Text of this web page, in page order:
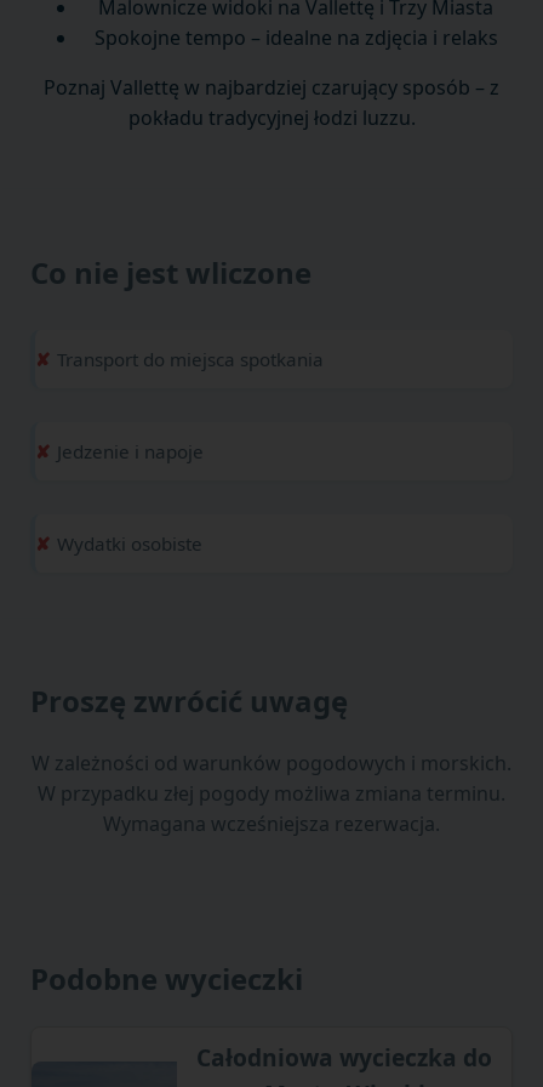
Malownicze widoki na Vallettę i Trzy Miasta
Spokojne tempo – idealne na zdjęcia i relaks
Poznaj Vallettę w najbardziej czarujący sposób – z
pokładu tradycyjnej łodzi luzzu.
Co nie jest wliczone
Transport do miejsca spotkania
Jedzenie i napoje
Wydatki osobiste
Proszę zwrócić uwagę
W zależności od warunków pogodowych i morskich.
W przypadku złej pogody możliwa zmiana terminu.
Wymagana wcześniejsza rezerwacja.
Podobne wycieczki
Całodniowa wycieczka do